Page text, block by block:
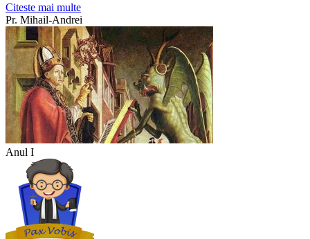
Citeste mai multe
Pr. Mihail-Andrei
Anul I